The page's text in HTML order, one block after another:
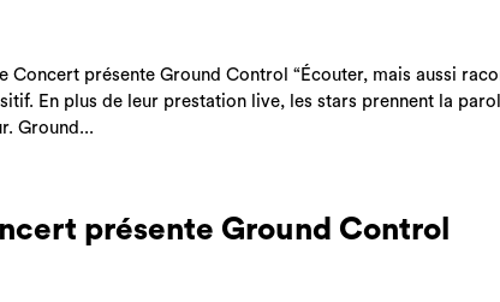
Concert présente Ground Control “Écouter, mais aussi
En plus de leur prestation live, les stars prennent la
Ground...
présente Ground Control